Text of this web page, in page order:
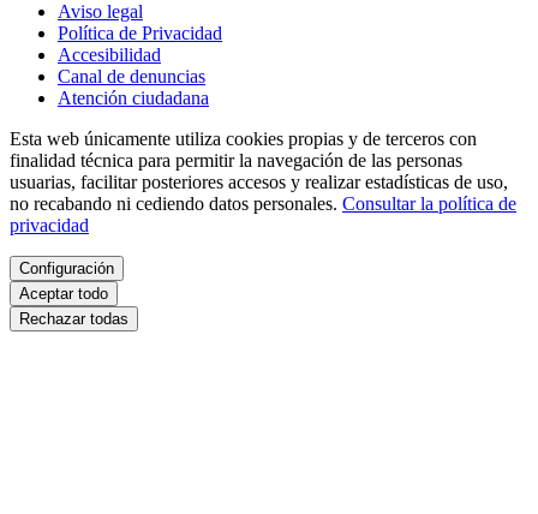
Aviso legal
Política de Privacidad
Accesibilidad
Canal de denuncias
Atención ciudadana
Esta web únicamente utiliza cookies propias y de terceros con
finalidad técnica para permitir la navegación de las personas
usuarias, facilitar posteriores accesos y realizar estadísticas de uso,
no recabando ni cediendo datos personales. Consultar la política de
privacidad
Configuración
Aceptar todo
Rechazar todas